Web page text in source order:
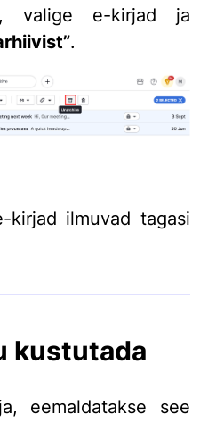
valige e-kirjad ja
.
kirjad ilmuvad tagasi
kustutada
eemaldatakse see